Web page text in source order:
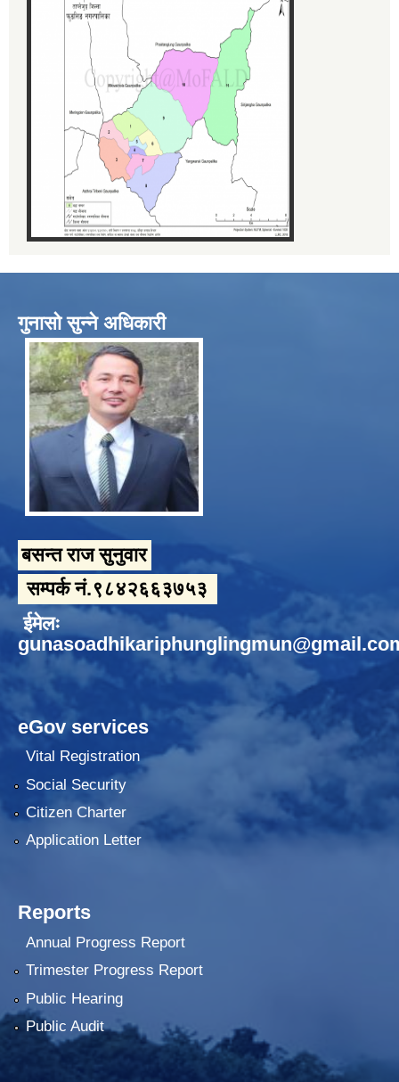
गुनासो सुन्ने अधिकारी
बसन्त राज सुनुवार
सम्पर्क नं.९८४२६६३७५३
ईमेलः
eGov services
Vital Registration
Social Security
Citizen Charter
Application Letter
Reports
Annual Progress Report
Trimester Progress Report
Public Hearing
Public Audit